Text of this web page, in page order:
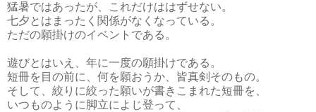
猛暑ではあったが、これだけははずせない。
七夕とはまったく関係がなくなっている。
ただの願掛けのイベントである。
遊びとはいえ、年に一度の願掛けである。
短冊を目の前に、何を願おうか、皆真剣そのもの。
そして、絞りに絞った願いが書きこまれた短冊を、
いつものように脚立によじ登って、